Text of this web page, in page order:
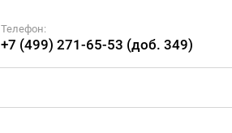
Телефон:
+7 (499) 271-65-53 (доб. 349)